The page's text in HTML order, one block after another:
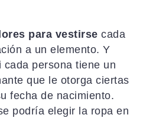
para vestirse cada
a un elemento. Y
persona tiene un
que le otorga ciertas
fecha de nacimiento.
podría elegir la ropa en